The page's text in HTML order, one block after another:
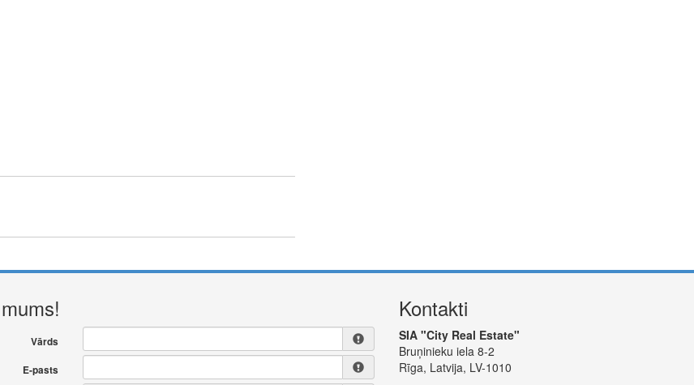
Vārds
E-pasts
Kontakti
SIA "City Real Estate"
Bruņinieku iela 8-2
Rīga, Latvija, LV-1010